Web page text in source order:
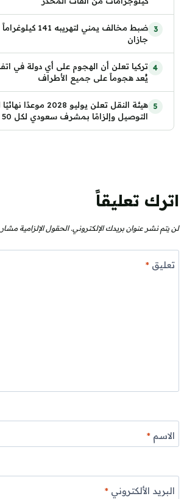
ضبط مخالف يمني
جازان
تركيا تعلن أن الهجوم على أي دولة في
يُعد هجوماً على جميع الأطراف
هيئة النقل تعلن يوليو
التوصيل وإلزامًا بمشرف سعودي لكل 50 دراجة
اترك تعليقاً
لن يتم نشر عنوان بريدك الإلكتروني. الحقول الإلزامية مشار
تعليق*
الاسم*
البريد الألكتروني*